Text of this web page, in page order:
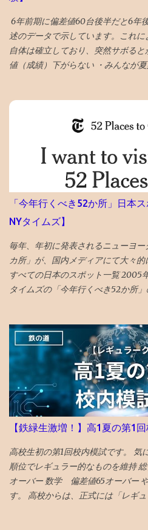
復活させたとの通知 急ぎ管理画面
出力・保存した
6年前期に偏差値60台後半だと6年
述のデータで示しています。これ
自体は確立しており、突然サボる
値（成績）下がらない ・みんなが
試は難化するので頭打ちだった層が
うのも定説なので、前期67と68の
68以上だった者の後期平均偏差値
70→70 69→72 69→70 68→72
年前期平均偏差値67の人の6年後期
67→69 67→68 67→68 67→68
67→67 67→67 昔塾から得た無作為
じかと 「 4年夏入塾偏差値42から1
「今年行くべき52か所」日本
NYタイムズ】
毎年、年初に発表されるニューヨ
カ所」が、国内メディアにて大々
すべての日本のスポット一覧 2005
タイムズの「今年行くべき52か所
崎 核の脅威が再度クローズアップ
壊された広島と異なり、市中心部
強く立ち直る都市’として選出。 駅
クス 、 カステラ本家 福砂屋 、 コ
ジャズ喫茶マイルストーン、 グラ
を紹介。 46位 沖縄 国際イベン
選出される「５２箇所」なので、
再オープンを紹介。 秋まで待てな
ィバル や 伊江島ゆり祭り へ！との
2026記事 〇2025年 30位 富山 出
行くべき旅行先の 30番目に能登の
の復興として観光誘致を進めている
【鉄緑生激増！】高1夏の第1
高校生初の第1回校内模試です。 気
順位でレギュラー的なものを維持
オーバー 数学 偏差値65オーバー
す。 高校からは、正式には「レギ